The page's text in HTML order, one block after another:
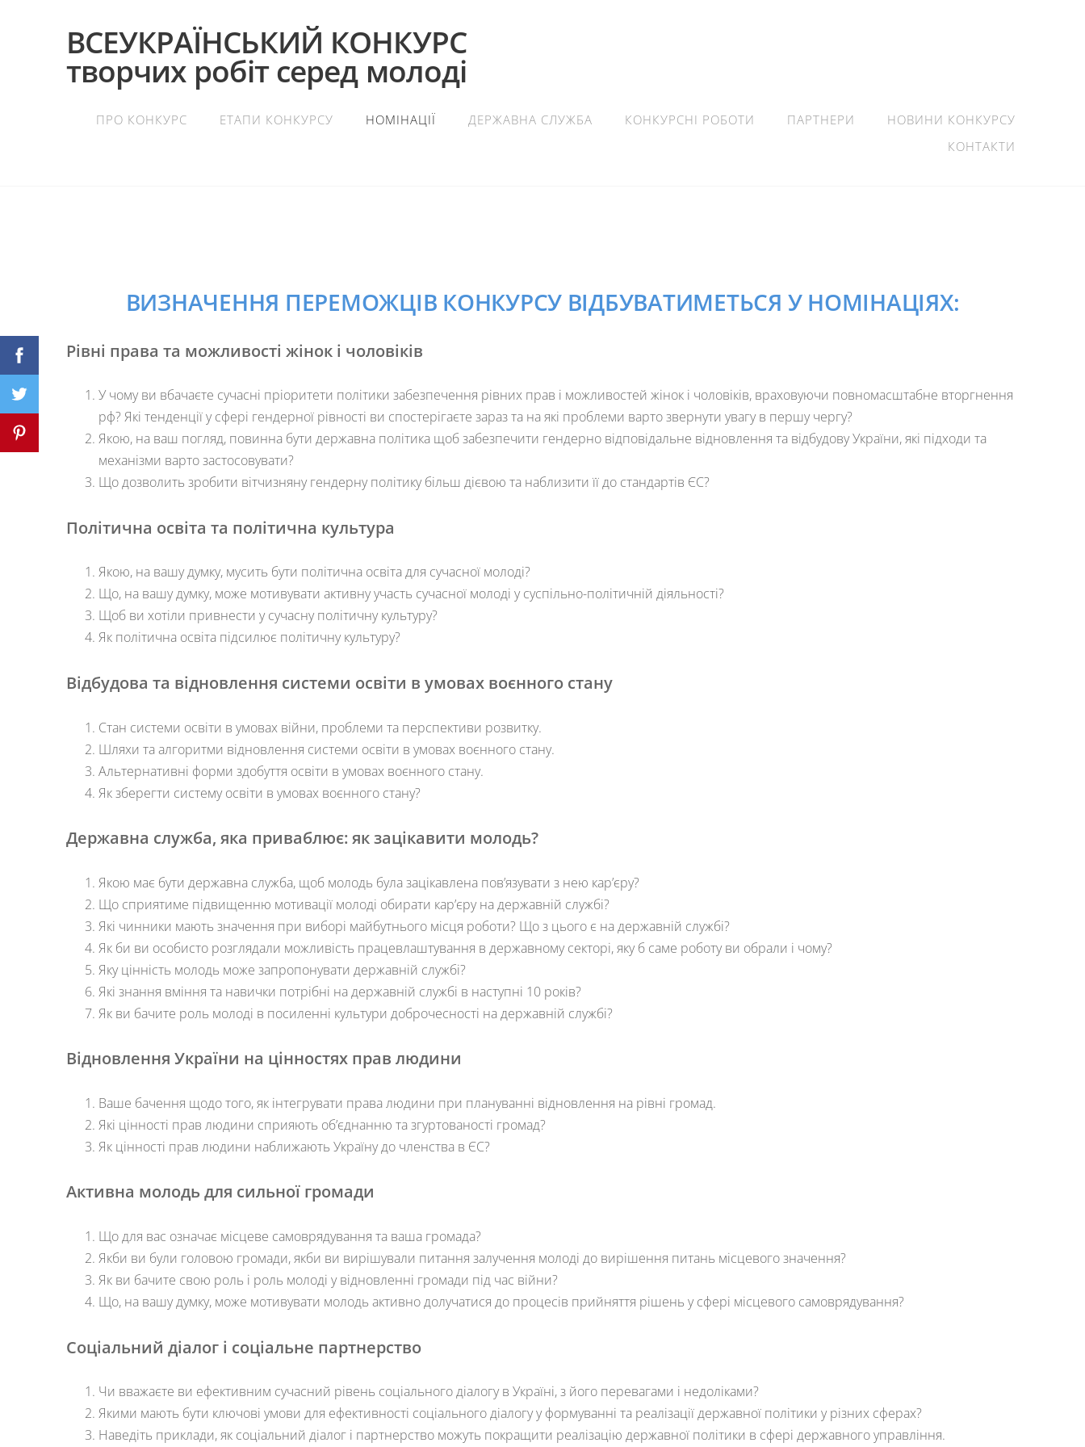
ВСЕУКРАЇНСЬКИЙ КОНКУРС
творчих робіт серед молоді
ПРО КОНКУРС ЕТАПИ КОНКУРСУ НОМІНАЦІЇ ДЕРЖАВНА СЛУЖБА КОНКУРСНІ РОБОТИ ПАРТНЕРИ
НОВИНИ КОНКУРСУ
КОНТАКТИ
ВИЗНАЧЕННЯ ПЕРЕМОЖЦІВ КОНКУРСУ ВІДБУВАТИМЕТЬСЯ У НОМІНАЦІЯХ:
Рівні права та можливості жінок і чоловіків
У чому ви вбачаєте сучасні пріоритети політики забезпечення рівних прав і можливостей жінок і чоловіків, враховуючи повномасштабне вторгнення
рф? Які тенденції у сфері гендерної рівності ви спостерігаєте зараз та на які проблеми варто звернути увагу в першу чергу?
Якою, на ваш погляд, повинна бути державна політика щоб забезпечити гендерно відповідальне відновлення та відбудову України, які підходи та
механізми варто застосовувати?
Що дозволить зробити вітчизняну гендерну політику більш дієвою та наблизити її до стандартів ЄС?
Політична освіта та політична культура
Якою, на вашу думку, мусить бути політична освіта для сучасної молоді?
Що, на вашу думку, може мотивувати активну участь сучасної молоді у суспільно-політичній діяльності?
Щоб ви хотіли привнести у сучасну політичну культуру?
Як політична освіта підсилює політичну культуру?
Відбудова та відновлення системи освіти в умовах воєнного стану
Стан системи освіти в умовах війни, проблеми та перспективи розвитку.
Шляхи та алгоритми відновлення системи освіти в умовах воєнного стану.
Альтернативні форми здобуття освіти в умовах воєнного стану.
Як зберегти систему освіти в умовах воєнного стану?
Державна служба, яка приваблює: як зацікавити молодь?
Якою має бути державна служба, щоб молодь була зацікавлена пов’язувати з нею кар’єру?
Що сприятиме підвищенню мотивації молоді обирати кар’єру на державній службі?
Які чинники мають значення при виборі майбутнього місця роботи? Що з цього є на державній службі?
Як би ви особисто розглядали можливість працевлаштування в державному секторі, яку б саме роботу ви обрали і чому?
Яку цінність молодь може запропонувати державній службі?
Які знання вміння та навички потрібні на державній службі в наступні 10 років?
Як ви бачите роль молоді в посиленні культури доброчесності на державній службі?
Відновлення України на цінностях прав людини
Ваше бачення щодо того, як інтегрувати права людини при плануванні відновлення на рівні громад.
Які цінності прав людини сприяють об’єднанню та згуртованості громад?
Як цінності прав людини наближають Україну до членства в ЄС?
Активна молодь для сильної громади
Що для вас означає місцеве самоврядування та ваша громада?
Якби ви були головою громади, якби ви вирішували питання залучення молоді до вирішення питань місцевого значення?
Як ви бачите свою роль і роль молоді у відновленні громади під час війни?
Що, на вашу думку, може мотивувати молодь активно долучатися до процесів прийняття рішень у сфері місцевого самоврядування?
Соціальний діалог і соціальне партнерство
Чи вважаєте ви ефективним сучасний рівень соціального діалогу в Україні, з його перевагами і недоліками?
Якими мають бути ключові умови для ефективності соціального діалогу у формуванні та реалізації державної політики у різних сферах?
Наведіть приклади, як соціальний діалог і партнерство можуть покращити реалізацію державної політики в сфері державного управління.